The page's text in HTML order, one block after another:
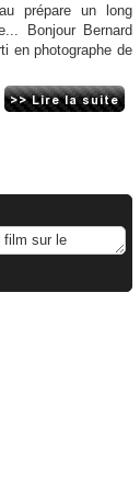
prépare un long
Bonjour Bernard
en photographe de